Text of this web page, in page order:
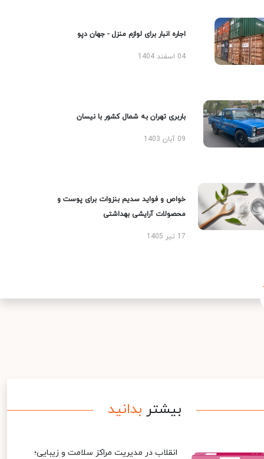
اجاره انبار برای لوازم منزل - جهان دپو
04 اسفند 1404
باربری تهران به شمال کشور با نیسان
09 آبان 1403
خواص و فواید سدیم بنزوات برای پوست و
محصولات آرایشی بهداشتی
17 تیر 1405
بیشتر بدانید
انقلاب در مدیریت مراکز سلامت و زیبایی؛